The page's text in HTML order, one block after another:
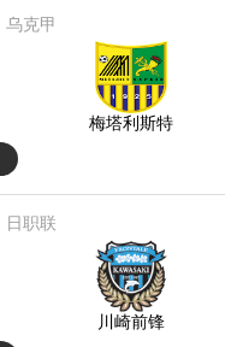
乌克甲
梅塔利斯特
日职联
川崎前锋